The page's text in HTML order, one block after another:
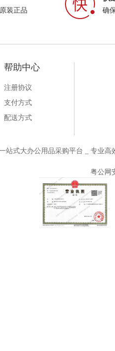
装正品 确
帮助中心
注册协议
支付方式
配送方式
站式大办公用品采购平台 _ 专业
粤公网